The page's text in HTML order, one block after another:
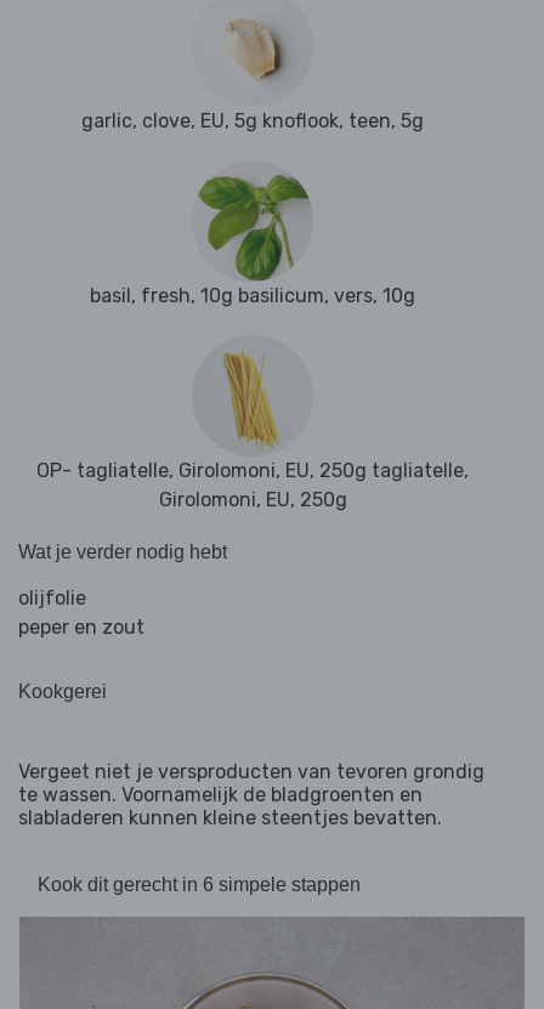
garlic, clove, EU, 5g knoflook, teen, 5g
basil, fresh, 10g basilicum, vers, 10g
OP- tagliatelle, Girolomoni, EU, 250g tagliatelle,
Girolomoni, EU, 250g
Wat je verder nodig hebt
olijfolie
peper en zout
Kookgerei
Vergeet niet je versproducten van tevoren grondig
te wassen. Voornamelijk de bladgroenten en
slabladeren kunnen kleine steentjes bevatten.
Kook dit gerecht in 6 simpele stappen